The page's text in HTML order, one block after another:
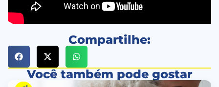
Compartilhe:
Você também pode gostar